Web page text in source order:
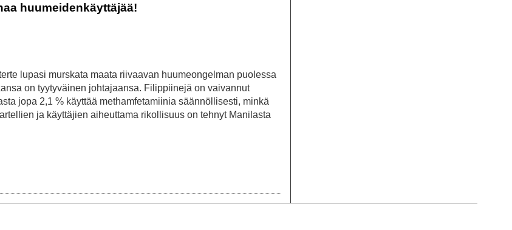
huumeidenkäyttäjää!
lupasi murskata maata riivaavan huumeongelman puolessa
on tyytyväinen johtajaansa. Filippiinejä on vaivannut
jopa 2,1 % käyttää methamfetamiinia säännöllisesti, minkä
ja käyttäjien aiheuttama rikollisuus on tehnyt Manilasta